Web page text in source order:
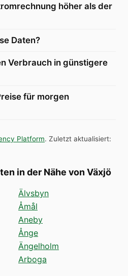
höher als der
Daten?
Verbrauch in günstigere
für morgen
Platform. Zuletzt aktualisiert:
in der Nähe von Växjö
Älvsbyn
Åmål
Aneby
Ånge
Ängelholm
Arboga